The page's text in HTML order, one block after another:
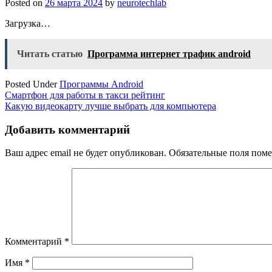
Posted on 26 марта 2024 by neurotechlab
Загрузка…
Читать статью Программа интернет трафик android
Posted UnderПрограммы Android
Навигация
по
записям
Смартфон для работы в такси рейтинг
Какую видеокарту лучше выбрать для компьютера
Добавить комментарий
Ваш адрес email не будет опубликован. Обязательные поля
Комментарий *
Имя *